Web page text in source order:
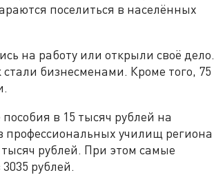
поселиться в населённых
на работу или открыли своё дело.
бизнесменами. Кроме того, 75
в 15 тысяч рублей на
профессиональных училищ региона
рублей. При этом самые
рублей.